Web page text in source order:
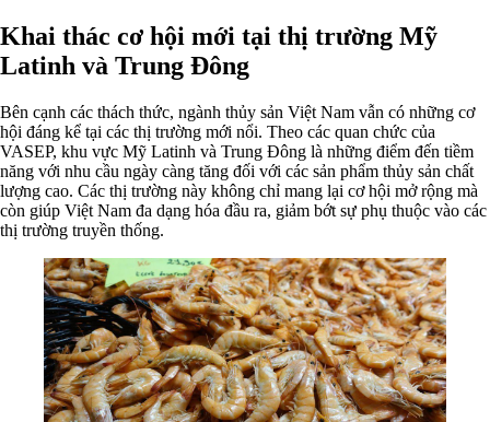
Khai thác cơ hội mới tại thị trường Mỹ
Latinh và Trung Đông
Bên cạnh các thách thức, ngành thủy sản Việt Nam vẫn có những cơ
hội đáng kể tại các thị trường mới nổi. Theo các quan chức của
VASEP, khu vực Mỹ Latinh và Trung Đông là những điểm đến tiềm
năng với nhu cầu ngày càng tăng đối với các sản phẩm thủy sản chất
lượng cao. Các thị trường này không chỉ mang lại cơ hội mở rộng mà
còn giúp Việt Nam đa dạng hóa đầu ra, giảm bớt sự phụ thuộc vào các
thị trường truyền thống.